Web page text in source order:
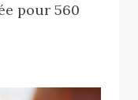
pour 560